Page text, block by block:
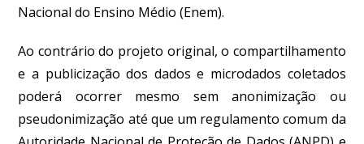
Nacional do Ensino Médio (Enem).
Ao contrário do projeto original, o compartilhamento
e a publicização dos dados e microdados coletados
poderá ocorrer mesmo sem anonimização ou
pseudonimização até que um regulamento comum da